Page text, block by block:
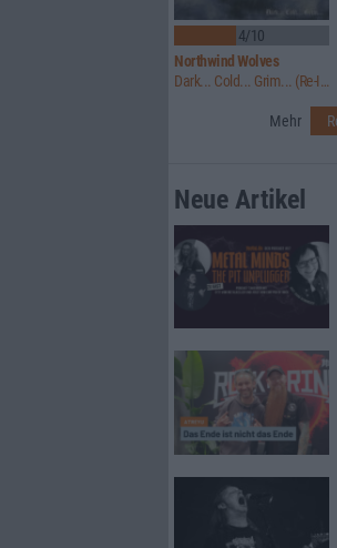
4/10
Northwind Wolves
Dark... Cold... Grim... (Re-Issue)
Mehr
Neue Artikel